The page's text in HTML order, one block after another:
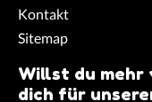
Kontakt
Sitemap
Willst du mehr
dich für